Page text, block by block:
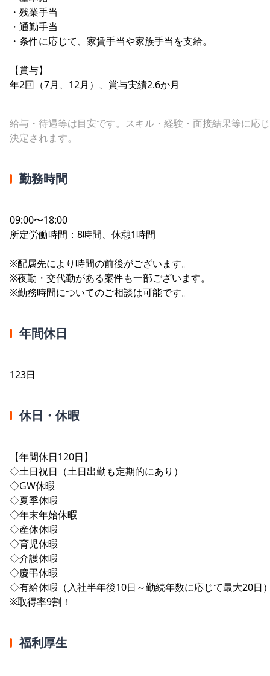
・残業手当
・通勤手当
・条件に応じて、家賃手当や家族手当を支給。
【賞与】
年2回（7月、12月）、賞与実績2.6か月
給与・待遇等は目安です。スキル・経験・面接結果等に応
決定されます。
勤務時間
09:00〜18:00
所定労働時間：8時間、休憩1時間
※配属先により時間の前後がございます。
※夜勤・交代勤がある案件も一部ございます。
※勤務時間についてのご相談は可能です。
年間休日
123日
休日・休暇
【年間休日120日】
◇土日祝日（土日出勤も定期的にあり）
◇GW休暇
◇夏季休暇
◇年末年始休暇
◇産休休暇
◇育児休暇
◇介護休暇
◇慶弔休暇
◇有給休暇（入社半年後10日～勤続年数に応じて最大20日
※取得率9割！
福利厚生